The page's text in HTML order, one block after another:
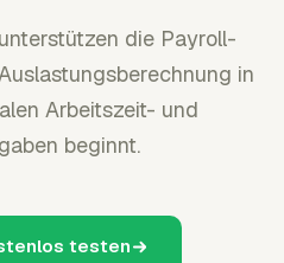
die Payroll-
in
Arbeitszeit- und
beginnt.
testen